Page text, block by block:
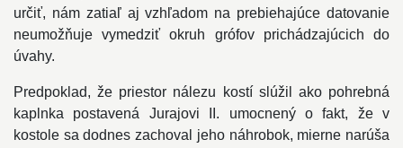
určiť, nám zatiaľ aj vzhľadom na prebiehajúce datovanie
neumožňuje vymedziť okruh grófov prichádzajúcich do
úvahy.
Predpoklad, že priestor nálezu kostí slúžil ako pohrebná
kaplnka postavená Jurajovi II. umocnený o fakt, že v
kostole sa dodnes zachoval jeho náhrobok, mierne narúša